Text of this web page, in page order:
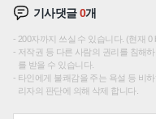
기사댓글0개
200자까지 쓰실 수 있습니다. (현재 0
저작권 등 다른 사람의 권리를 침해
를 받을 수 있습니다.
타인에게 불쾌감을 주는 욕설 등 비
리자의 판단에 의해 삭제 합니다.